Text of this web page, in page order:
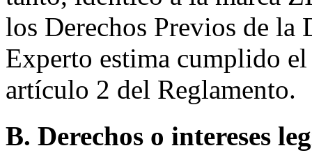
los Derechos Previos de la
Experto estima cumplido
artículo 2 del Reglamento.
B. Derechos o intereses